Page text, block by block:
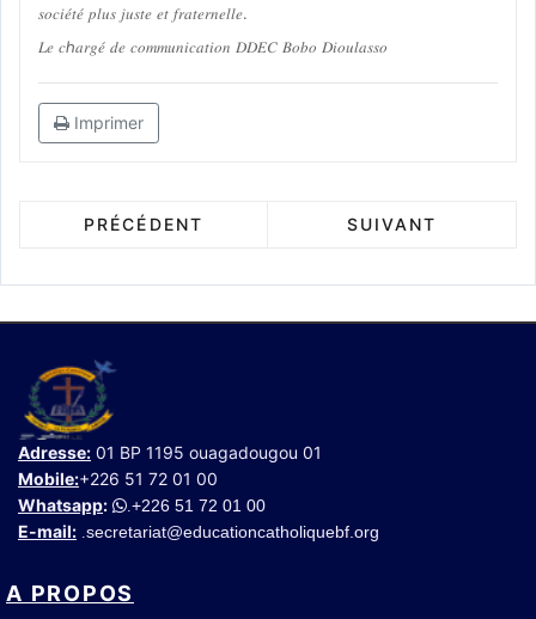
𝑠𝑜𝑐𝑖𝑒́𝑡𝑒́ 𝑝𝑙𝑢𝑠 𝑗𝑢𝑠𝑡𝑒 𝑒𝑡 𝑓𝑟𝑎𝑡𝑒𝑟𝑛𝑒𝑙𝑙𝑒.
𝐿𝑒 𝑐ℎ𝑎𝑟𝑔𝑒́ 𝑑𝑒 𝑐𝑜𝑚𝑚𝑢𝑛𝑖𝑐𝑎𝑡𝑖𝑜𝑛 𝐷𝐷𝐸𝐶 𝐵𝑜𝑏𝑜 𝐷𝑖𝑜𝑢𝑙𝑎𝑠𝑠𝑜
Imprimer
PRÉCÉDENT SUIVANT
Adresse: 01 BP 1195 ouagadougou 01
Mobile:+226 51 72 01 00
Whatsapp: +226 51 72 01 00
E-mail: secretariat@educationcatholiquebf.org
A PROPOS